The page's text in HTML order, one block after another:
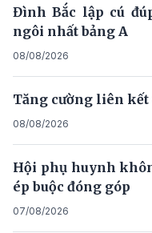
Đình Bắc lập cú
ngôi nhất bảng A
08/08/2026
Tăng cường liên kết
08/08/2026
Hội phụ huynh
ép buộc đóng góp
07/08/2026